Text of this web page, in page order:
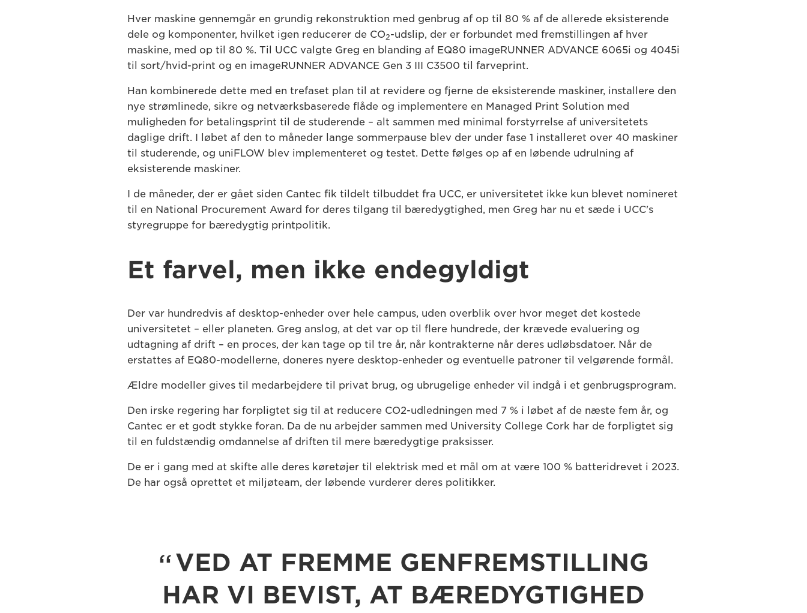
Hver maskine gennemgår en grundig rekonstruktion med genbrug af op til 80 % af de allerede eksisterende
dele og komponenter, hvilket igen reducerer de CO2-udslip, der er forbundet med fremstillingen af hver
maskine, med op til 80 %. Til UCC valgte Greg en blanding af EQ80 imageRUNNER ADVANCE 6065i og 4045i
til sort/hvid-print og en imageRUNNER ADVANCE Gen 3 III C3500 til farveprint.
Han kombinerede dette med en trefaset plan til at revidere og fjerne de eksisterende maskiner, installere den
nye strømlinede, sikre og netværksbaserede flåde og implementere en Managed Print Solution med
muligheden for betalingsprint til de studerende – alt sammen med minimal forstyrrelse af universitetets
daglige drift. I løbet af den to måneder lange sommerpause blev der under fase 1 installeret over 40 maskiner
til studerende, og uniFLOW blev implementeret og testet. Dette følges op af en løbende udrulning af
eksisterende maskiner.
I de måneder, der er gået siden Cantec fik tildelt tilbuddet fra UCC, er universitetet ikke kun blevet nomineret
til en National Procurement Award for deres tilgang til bæredygtighed, men Greg har nu et sæde i UCC's
styregruppe for bæredygtig printpolitik.
Et farvel, men ikke endegyldigt
Der var hundredvis af desktop-enheder over hele campus, uden overblik over hvor meget det kostede
universitetet – eller planeten. Greg anslog, at det var op til flere hundrede, der krævede evaluering og
udtagning af drift – en proces, der kan tage op til tre år, når kontrakterne når deres udløbsdatoer. Når de
erstattes af EQ80-modellerne, doneres nyere desktop-enheder og eventuelle patroner til velgørende formål.
Ældre modeller gives til medarbejdere til privat brug, og ubrugelige enheder vil indgå i et genbrugsprogram.
Den irske regering har forpligtet sig til at reducere CO2-udledningen med 7 % i løbet af de næste fem år, og
Cantec er et godt stykke foran. Da de nu arbejder sammen med University College Cork har de forpligtet sig
til en fuldstændig omdannelse af driften til mere bæredygtige praksisser.
De er i gang med at skifte alle deres køretøjer til elektrisk med et mål om at være 100 % batteridrevet i 2023.
De har også oprettet et miljøteam, der løbende vurderer deres politikker.
VED AT FREMME GENFREMSTILLING
HAR VI BEVIST, AT BÆREDYGTIGHED